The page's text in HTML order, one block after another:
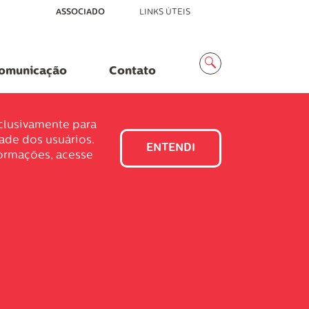
MenuASSOCIADO LINKS ÚTEIS
Contato
Busca
para
dos usuários.
acesse
ENTENDI